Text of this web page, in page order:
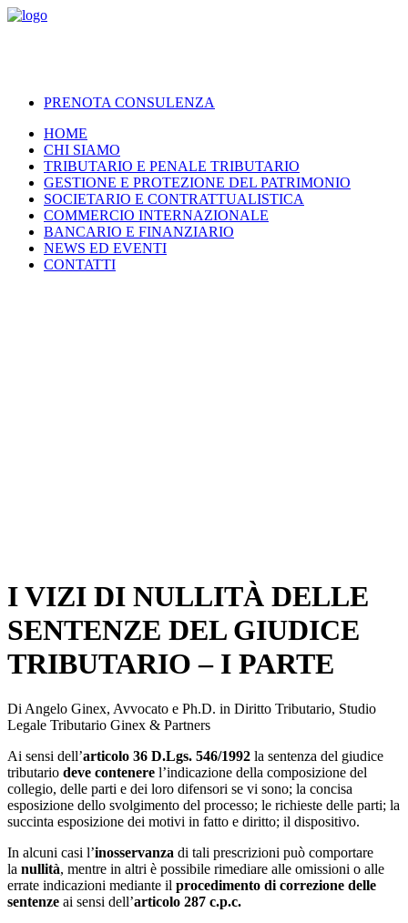
PRENOTA CONSULENZA
HOME
CHI SIAMO
TRIBUTARIO E PENALE TRIBUTARIO
GESTIONE E PROTEZIONE DEL PATRIMONIO
SOCIETARIO E CONTRATTUALISTICA
COMMERCIO INTERNAZIONALE
BANCARIO E FINANZIARIO
NEWS ED EVENTI
CONTATTI
I VIZI DI NULLITÀ DELLE
SENTENZE DEL GIUDICE
TRIBUTARIO – I PARTE
Di Angelo Ginex, Avvocato e Ph.D. in Diritto Tributario, Studio
Legale Tributario Ginex & Partners
Ai sensi dell’articolo 36 D.Lgs. 546/1992 la sentenza del giudice
tributario deve contenere l’indicazione della composizione del
collegio, delle parti e dei loro difensori se vi sono; la concisa
esposizione dello svolgimento del processo; le richieste delle parti; la
succinta esposizione dei motivi in fatto e diritto; il dispositivo.
In alcuni casi l’inosservanza di tali prescrizioni può comportare
la nullità, mentre in altri è possibile rimediare alle omissioni o alle
errate indicazioni mediante il procedimento di correzione delle
sentenze ai sensi dell’articolo 287 c.p.c.